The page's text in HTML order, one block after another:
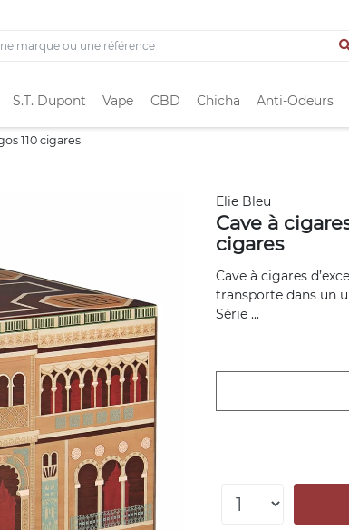
S.T. Dupont Vape CBD Chicha Anti-Odeurs
110 cigares
Elie Bleu
Cave à
cigares
Cave à cigares
transporte dans un
Série ...